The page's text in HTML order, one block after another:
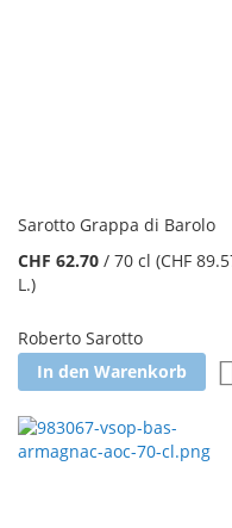
Sarotto Grappa di Barolo
CHF 62.70 / 70 cl (CHF
L.)
Roberto Sarotto
In den Warenkorb